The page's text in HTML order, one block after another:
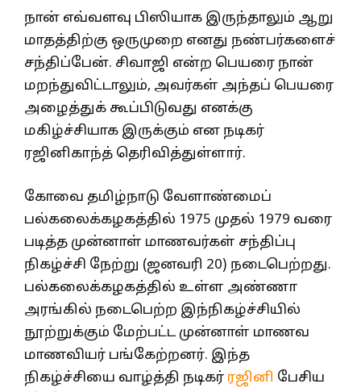
நான் எவ்வளவு பிஸியாக இருந்தாலும் ஆறு
மாதத்திற்கு ஒருமுறை எனது நண்பர்களைச்
சந்திப்பேன். சிவாஜி என்ற பெயரை நான்
மறந்துவிட்டாலும், அவர்கள் அந்தப் பெயரை
அழைத்துக் கூப்பிடுவது எனக்கு
மகிழ்ச்சியாக இருக்கும் என நடிகர்
ரஜினிகாந்த் தெரிவித்துள்ளார்.
கோவை தமிழ்நாடு வேளாண்மைப்
பல்கலைக்கழகத்தில் 1975 முதல் 1979 வரை
படித்த முன்னாள் மாணவர்கள் சந்திப்பு
நிகழ்ச்சி நேற்று (ஜனவரி 20) நடைபெற்றது.
பல்கலைக்கழகத்தில் உள்ள அண்ணா
அரங்கில் நடைபெற்ற இந்நிகழ்ச்சியில்
நூற்றுக்கும் மேற்பட்ட முன்னாள் மாணவ
மாணவியர் பங்கேற்றனர். இந்த
நிகழ்ச்சியை வாழ்த்தி நடிகர் ரஜினி பேசிய